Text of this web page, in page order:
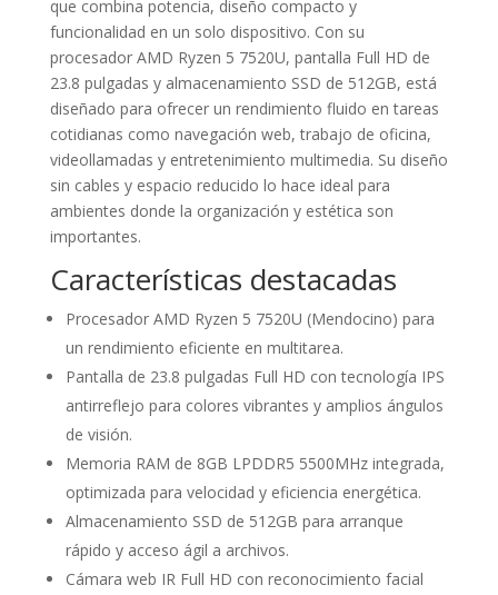
que combina potencia, diseño compacto y
funcionalidad en un solo dispositivo. Con su
procesador AMD Ryzen 5 7520U, pantalla Full HD de
23.8 pulgadas y almacenamiento SSD de 512GB, está
diseñado para ofrecer un rendimiento fluido en tareas
cotidianas como navegación web, trabajo de oficina,
videollamadas y entretenimiento multimedia. Su diseño
sin cables y espacio reducido lo hace ideal para
ambientes donde la organización y estética son
importantes.
Características destacadas
Procesador AMD Ryzen 5 7520U (Mendocino) para
un rendimiento eficiente en multitarea.
Pantalla de 23.8 pulgadas Full HD con tecnología IPS
antirreflejo para colores vibrantes y amplios ángulos
de visión.
Memoria RAM de 8GB LPDDR5 5500MHz integrada,
optimizada para velocidad y eficiencia energética.
Almacenamiento SSD de 512GB para arranque
rápido y acceso ágil a archivos.
Cámara web IR Full HD con reconocimiento facial